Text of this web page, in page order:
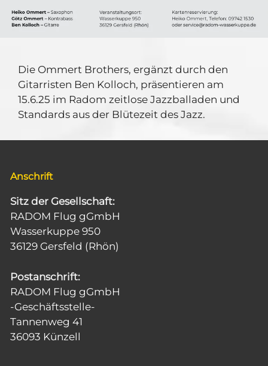
Die Ommert Brothers, ergänzt durch den
Gitarristen Ben Kolloch, präsentieren am
15.6.25 im Radom zeitlose Jazzballaden und
Standards aus der Blütezeit des Jazz.
Anschrift
Sitz der Gesellschaft:
RADOM Flug gGmbH
Wasserkuppe 950
36129 Gersfeld (Rhön)
Postanschrift:
RADOM Flug gGmbH
-Geschäftsstelle-
Tannenweg 41
36093 Künzell